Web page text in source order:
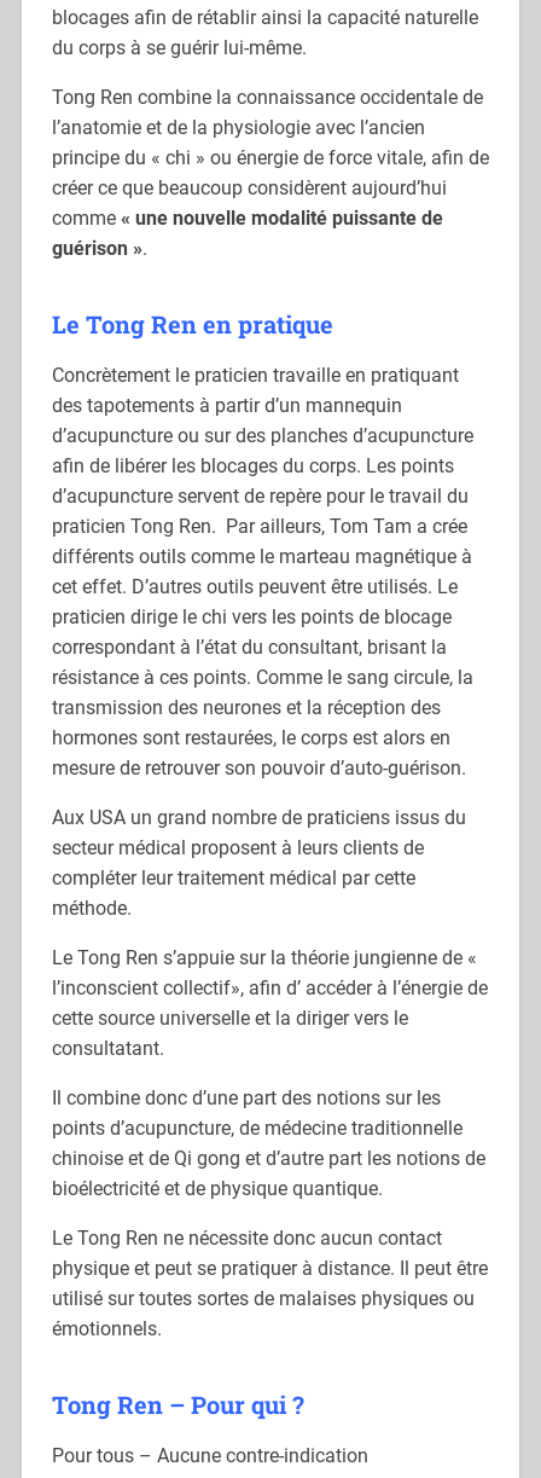
blocages afin de rétablir ainsi la capacité naturelle
du corps à se guérir lui-même.
Tong Ren combine la connaissance occidentale de
l’anatomie et de la physiologie avec l’ancien
principe du « chi » ou énergie de force vitale, afin de
créer ce que beaucoup considèrent aujourd’hui
comme « une nouvelle modalité puissante de
guérison ».
Le Tong Ren en pratique
Concrètement le praticien travaille en pratiquant
des tapotements à partir d’un mannequin
d’acupuncture ou sur des planches d’acupuncture
afin de libérer les blocages du corps. Les points
d’acupuncture servent de repère pour le travail du
praticien Tong Ren. Par ailleurs, Tom Tam a crée
différents outils comme le marteau magnétique à
cet effet. D’autres outils peuvent être utilisés. Le
praticien dirige le chi vers les points de blocage
correspondant à l’état du consultant, brisant la
résistance à ces points. Comme le sang circule, la
transmission des neurones et la réception des
hormones sont restaurées, le corps est alors en
mesure de retrouver son pouvoir d’auto-guérison.
Aux USA un grand nombre de praticiens issus du
secteur médical proposent à leurs clients de
compléter leur traitement médical par cette
méthode.
Le Tong Ren s’appuie sur la théorie jungienne de «
l’inconscient collectif», afin d’ accéder à l’énergie de
cette source universelle et la diriger vers le
consultatant.
Il combine donc d’une part des notions sur les
points d’acupuncture, de médecine traditionnelle
chinoise et de Qi gong et d’autre part les notions de
bioélectricité et de physique quantique.
Le Tong Ren ne nécessite donc aucun contact
physique et peut se pratiquer à distance. Il peut être
utilisé sur toutes sortes de malaises physiques ou
émotionnels.
Tong Ren – Pour qui ?
Pour tous – Aucune contre-indication